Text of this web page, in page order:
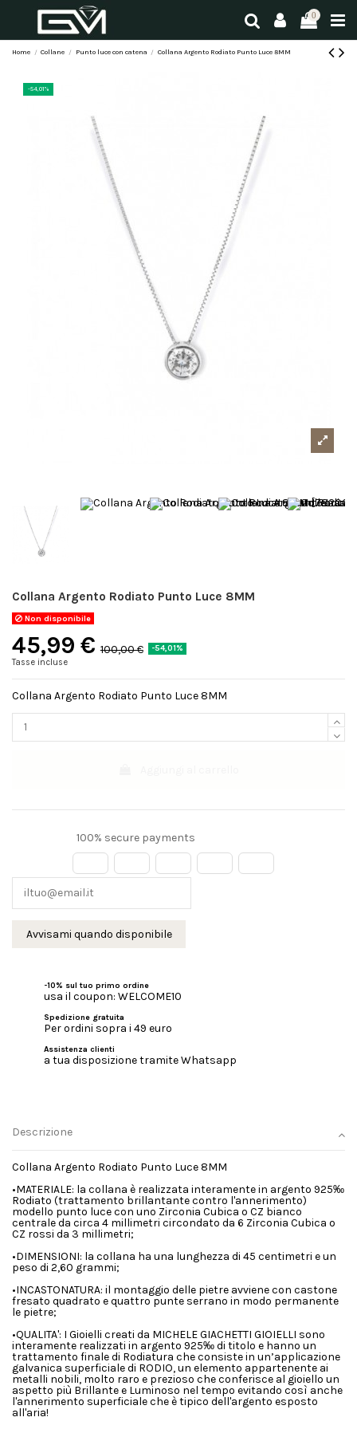
0
Home Collane Punto luce con catena Collana Argento Rodiato Punto Luce 8MM
-54,01%
Collana Argento Rodiato Punto Luce 8MM
Non disponibile
45,99 € 100,00 €
-54,01%
Tasse incluse
Collana Argento Rodiato Punto Luce 8MM
100% secure payments
-10% sul tuo primo ordine
usa il coupon: WELCOME10
Spedizione gratuita
Per ordini sopra i 49 euro
Assistenza clienti
a tua disposizione tramite Whatsapp
Descrizione
Collana Argento Rodiato Punto Luce 8MM
•MATERIALE: la collana è realizzata interamente in argento 925‰
Rodiato (trattamento brillantante contro l'annerimento)
modello punto luce con uno Zirconia Cubica o CZ bianco
centrale da circa 4 millimetri circondato da 6 Zirconia Cubica o
CZ rossi da 3 millimetri;
•DIMENSIONI: la collana ha una lunghezza di 45 centimetri e un
peso di 2,60 grammi;
•INCASTONATURA: il montaggio delle pietre avviene con castone
fresato quadrato e quattro punte serrano in modo permanente
le pietre;
•QUALITA': I Gioielli creati da MICHELE GIACHETTI GIOIELLI sono
interamente realizzati in argento 925‰ di titolo e hanno un
trattamento finale di Rodiatura che consiste in un’applicazione
galvanica superficiale di RODIO, un elemento appartenente ai
metalli nobili, molto raro e prezioso che conferisce al gioiello un
aspetto più Brillante e Luminoso nel tempo evitando così anche
l'annerimento superficiale che è tipico dell'argento esposto
all'aria!